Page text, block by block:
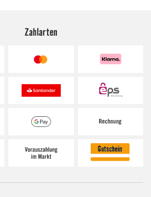
Zahlarten